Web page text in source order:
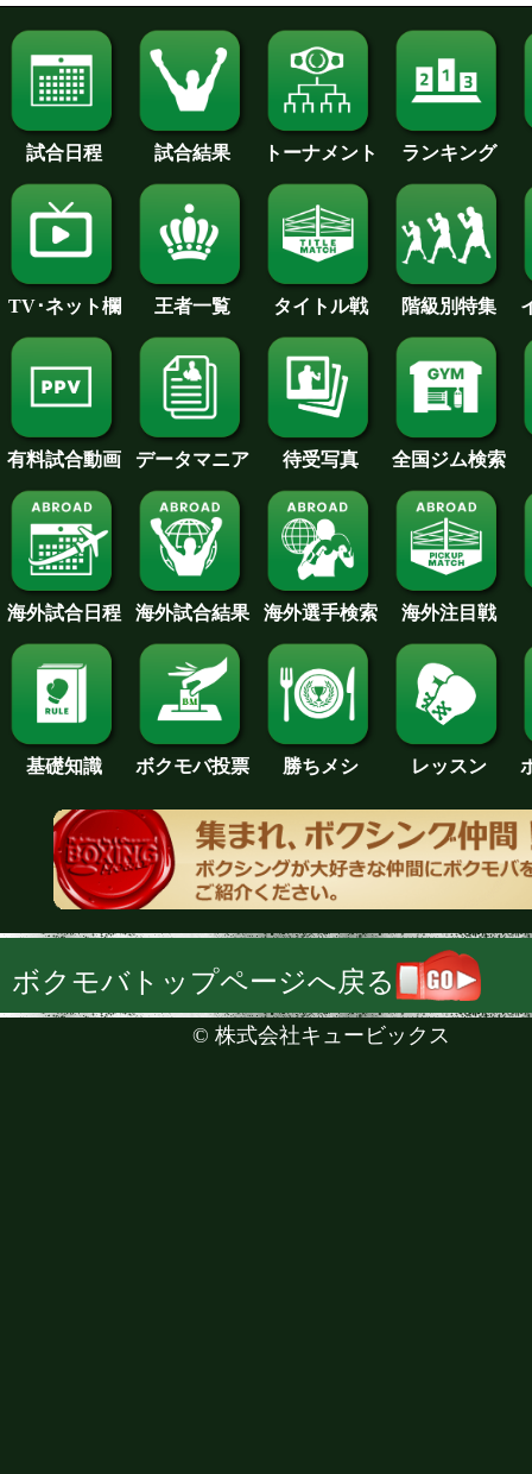
試合日程 試合結果 トーナメント ランキング
TV･ネット欄 王者一覧 タイトル戦 階級別特集
有料試合動画 データマニア 待受写真 全国ジム検索
海外試合日程 海外試合結果 海外選手検索 海外注目戦
基礎知識 ボクモバ投票 勝ちメシ レッスン
ボクモバトップページへ戻る
© 株式会社キュービックス